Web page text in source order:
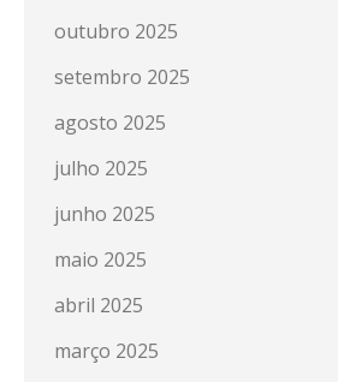
outubro 2025
setembro 2025
agosto 2025
julho 2025
junho 2025
maio 2025
abril 2025
março 2025